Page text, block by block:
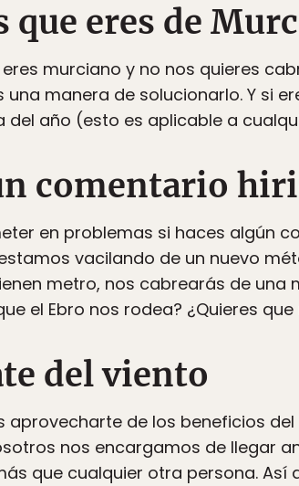
que eres de
murciano y no nos quieres
una manera de solucionarlo. Y si
del año (esto es aplicable a
comentario
en problemas si haces algún
vacilando de un nuevo
metro, nos cabrearás de una
el Ebro nos rodea? ¿Quieres
del viento
aprovecharte de los beneficios
nos encargamos de llegar
que cualquier otra persona. Así